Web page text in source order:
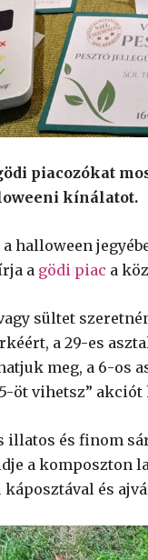
piacozókat
kínálatot.
a halloween
a gödi piac a
sültet
a 29-es
meg, a 6-os
öt vihetsz”
illatos és finom
a komposzton
káposztával és